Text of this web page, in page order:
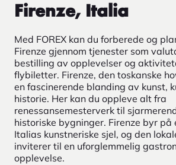
Firenze, Italia
Med FOREX kan du forberede og
Firenze gjennom tjenester som
bestilling av opplevelser og
flybiletter. Firenze, den toskanske
en fascinerende blanding av kunst,
historie. Her kan du oppleve alt fra
renessansemesterverk til
historiske bygninger. Firenze byr på
Italias kunstneriske sjel, og den
inviterer til en uforglemmelig
opplevelse.